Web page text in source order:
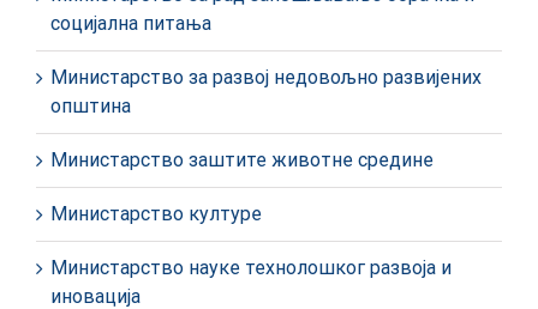
социјална питања
Министарство за развој недовољно развијених
општина
Министарство заштите животне средине
Министарство културе
Министарство науке технолошког развоја и
иновација